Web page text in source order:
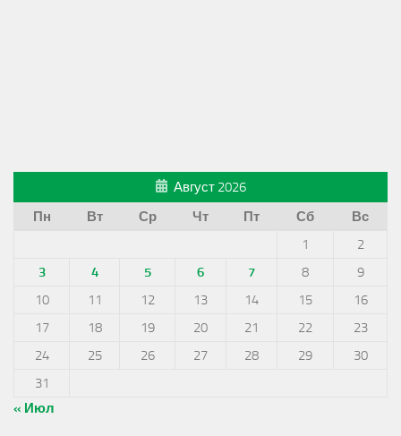
Август 2026
Пн
Вт Ср Чт Пт Сб
Вс
1
2
3
4 5 6 7 8
9
10
11 12 13 14 15
16
17
18 19 20 21 22
23
24
25 26 27 28 29
30
31
« Июл